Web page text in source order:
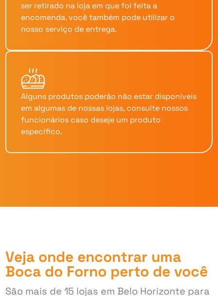
ser retirado na loja em que foi feita a
encomenda. você também pode utilizar o
nosso serviço de entrega.
Alguns produtos poderão não estar disponíveis
em algumas de nossas lojas, consulte nossos
funcionários caso deseje um produto
específico.
Veja onde encontrar uma
Boca do Forno perto de você
São mais de 15 lojas em Belo Horizonte para